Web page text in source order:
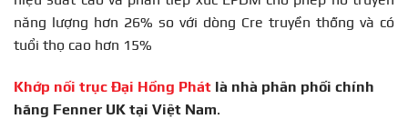
năng lượng hơn 26% so với dòng Cre truyền thống và có
tuổi thọ cao hơn 15%
Khớp nối trục Đại Hồng Phát là nhà phân phối chính
hãng Fenner UK tại Việt Nam.